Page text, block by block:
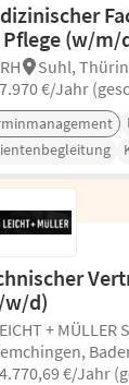
(w/m/
Suhl,
€/Jahr
w/d)
+ MÜLLER
€/Jahr